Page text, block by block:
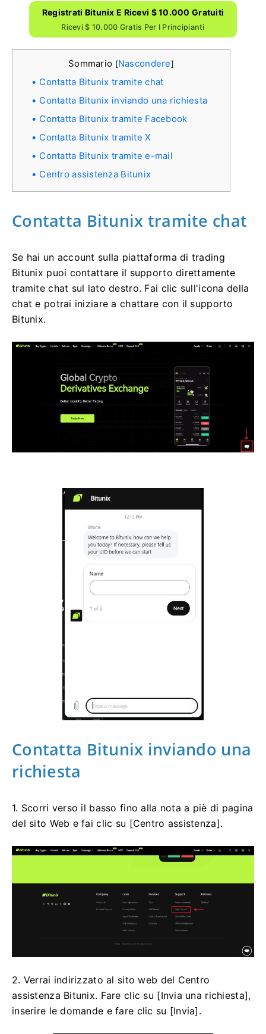
Registrati Bitunix E Ricevi $ 10.000 Gratuiti
Ricevi $ 10.000 Gratis Per I Principianti
Sommario [Nascondere]
Contatta Bitunix tramite chat
Contatta Bitunix inviando una richiesta
Contatta Bitunix tramite Facebook
Contatta Bitunix tramite X
Contatta Bitunix tramite e-mail
Centro assistenza Bitunix
Contatta Bitunix tramite chat
Se hai un account sulla piattaforma di trading
Bitunix puoi contattare il supporto direttamente
tramite chat sul lato destro. Fai clic sull'icona della
chat e potrai iniziare a chattare con il supporto
Bitunix.
Contatta Bitunix inviando una
richiesta
1. Scorri verso il basso fino alla nota a piè di pagina
del sito Web e fai clic su [Centro assistenza].
2. Verrai indirizzato al sito web del Centro
assistenza Bitunix. Fare clic su [Invia una richiesta],
inserire le domande e fare clic su [Invia].